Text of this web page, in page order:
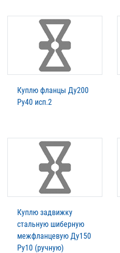
Куплю фланцы Ду200
Ру40 исп.2
Куплю задвижку
стальную шиберную
межфланцевую Ду150
Ру10 (ручную)